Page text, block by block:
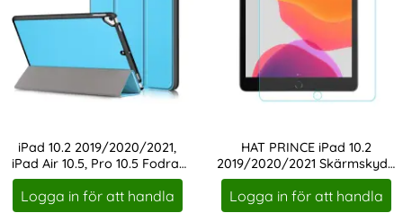
iPad 10.2 2019/2020/2021,
iPad Air 10.5, Pro 10.5 Fodral
Tri-Fold Ljus Blå
Art. nr 1199
Logga in för att handla
HAT PRINCE iPad 10.2
2019/2020/2021 Skärmskydd
i härdat glas
Art. nr 1371
Logga in för att handla